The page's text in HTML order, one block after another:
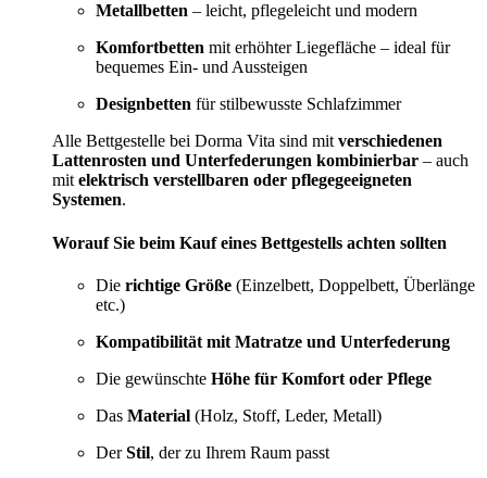
Metallbetten – leicht, pflegeleicht und modern
Komfortbetten mit erhöhter Liegefläche – ideal für
bequemes Ein- und Aussteigen
Designbetten für stilbewusste Schlafzimmer
Alle Bettgestelle bei Dorma Vita sind mit verschiedenen
Lattenrosten und Unterfederungen kombinierbar – auch
mit elektrisch verstellbaren oder pflegegeeigneten
Systemen.
Worauf Sie beim Kauf eines Bettgestells achten sollten
Die richtige Größe (Einzelbett, Doppelbett, Überlänge
etc.)
Kompatibilität mit Matratze und Unterfederung
Die gewünschte Höhe für Komfort oder Pflege
Das Material (Holz, Stoff, Leder, Metall)
DerStil, der zu Ihrem Raum passt